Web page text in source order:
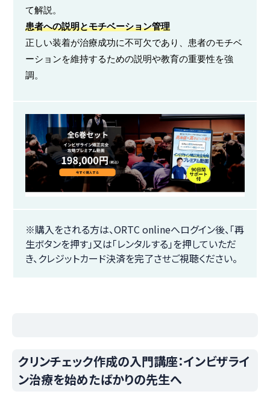
て解説。
患者への説明とモチベーション管理
正しい装着が治療成功に不可欠であり、患者のモチベ
ーションを維持するための説明や教育の重要性を強
調。
※購入をされる方は、ORTC onlineへログイン後、「再
生ボタンを押す」又は「レンタルする」を押していただ
き、クレジットカード決済を完了させご視聴ください。
クリンチェック作成の入門講座：インビザライ
ン治療を始めたばかりの先生へ